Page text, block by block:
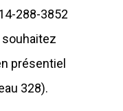
288-3852
présentiel
328).